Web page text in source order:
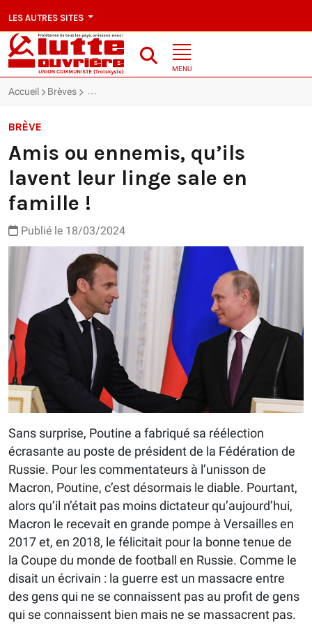
LES AUTRES SITES
MENU
Accueil Brèves Amis ou ennemis, qu’ils lavent leur linge sale en
BRÈVE
Amis ou ennemis, qu’ils
lavent leur linge sale en
famille !
Publié le 18/03/2024
Sans surprise, Poutine a fabriqué sa réélection
écrasante au poste de président de la Fédération de
Russie. Pour les commentateurs à l’unisson de
Macron, Poutine, c’est désormais le diable. Pourtant,
alors qu’il n’était pas moins dictateur qu’aujourd’hui,
Macron le recevait en grande pompe à Versailles en
2017 et, en 2018, le félicitait pour la bonne tenue de
la Coupe du monde de football en Russie. Comme le
disait un écrivain : la guerre est un massacre entre
des gens qui ne se connaissent pas au profit de gens
qui se connaissent bien mais ne se massacrent pas.